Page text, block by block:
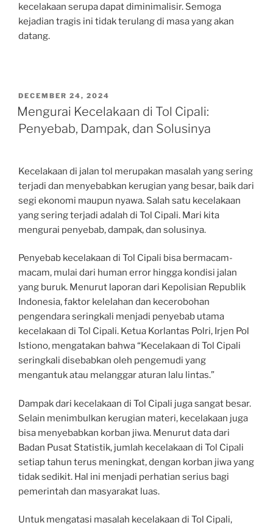
kecelakaan serupa dapat diminimalisir. Semoga
kejadian tragis ini tidak terulang di masa yang akan
datang.
POSTED
ON
DECEMBER 24, 2024
Mengurai Kecelakaan di Tol Cipali:
Penyebab, Dampak, dan Solusinya
Kecelakaan di jalan tol merupakan masalah yang sering
terjadi dan menyebabkan kerugian yang besar, baik dari
segi ekonomi maupun nyawa. Salah satu kecelakaan
yang sering terjadi adalah di Tol Cipali. Mari kita
mengurai penyebab, dampak, dan solusinya.
Penyebab kecelakaan di Tol Cipali bisa bermacam-
macam, mulai dari human error hingga kondisi jalan
yang buruk. Menurut laporan dari Kepolisian Republik
Indonesia, faktor kelelahan dan kecerobohan
pengendara seringkali menjadi penyebab utama
kecelakaan di Tol Cipali. Ketua Korlantas Polri, Irjen Pol
Istiono, mengatakan bahwa “Kecelakaan di Tol Cipali
seringkali disebabkan oleh pengemudi yang
mengantuk atau melanggar aturan lalu lintas.”
Dampak dari kecelakaan di Tol Cipali juga sangat besar.
Selain menimbulkan kerugian materi, kecelakaan juga
bisa menyebabkan korban jiwa. Menurut data dari
Badan Pusat Statistik, jumlah kecelakaan di Tol Cipali
setiap tahun terus meningkat, dengan korban jiwa yang
tidak sedikit. Hal ini menjadi perhatian serius bagi
pemerintah dan masyarakat luas.
Untuk mengatasi masalah kecelakaan di Tol Cipali,